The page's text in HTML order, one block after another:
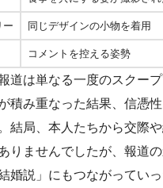
ー 同じデザインの小物を着用
コメントを控える姿勢
道は単なる一度のスクープ
積み重なった結果、信憑
結局、本人たちから交際
りませんでしたが、報道
婚説」にもつながっていっ